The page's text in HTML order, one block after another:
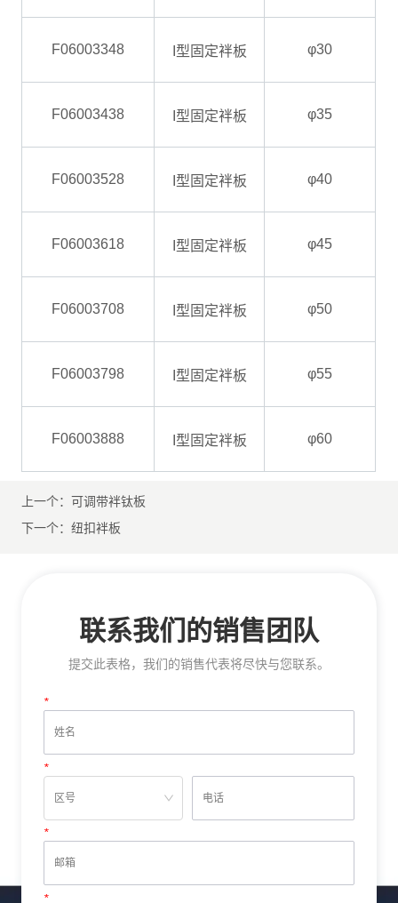
上一个：可调带袢钛板
下一个：纽扣袢板
联系我们的销售团队
提交此表格，我们的销售代表将尽快与您联系。
*姓名
*电话
*邮箱
*留言